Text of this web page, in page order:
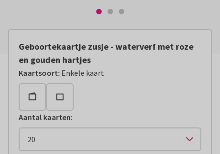
Geboortekaartje zusje - waterverf met roze
en gouden hartjes
Kaartsoort: Enkele kaart
Aantal kaarten: